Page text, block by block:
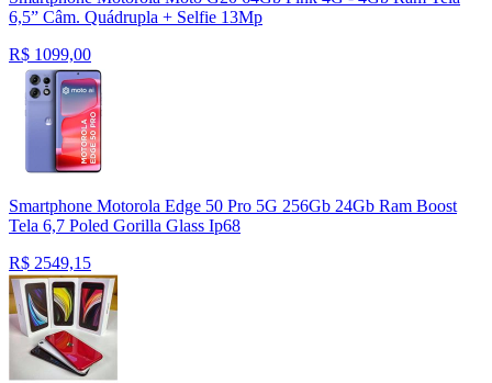
6,5” Câm. Quádrupla + Selfie 13Mp
R$ 1099,00
Smartphone Motorola Edge 50 Pro 5G 256Gb 24Gb Ram Boost
Tela 6,7 Poled Gorilla Glass Ip68
R$ 2549,15